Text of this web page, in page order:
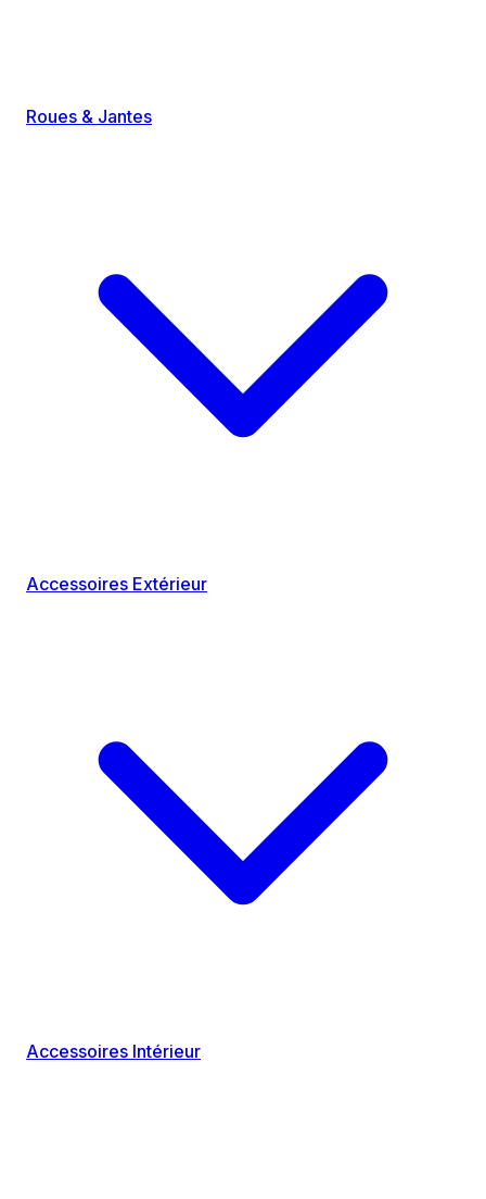
Roues & Jantes
Accessoires Extérieur
Accessoires Intérieur